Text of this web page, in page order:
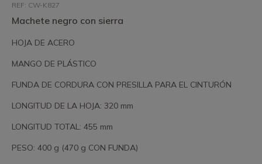
REF: CW-K827
Machete negro con sierra
HOJA DE ACERO
MANGO DE PLÁSTICO
FUNDA DE CORDURA CON PRESILLA PARA EL CINTURÓN
LONGITUD DE LA HOJA: 320 mm
LONGITUD TOTAL: 455 mm
PESO: 400 g (470 g CON FUNDA)